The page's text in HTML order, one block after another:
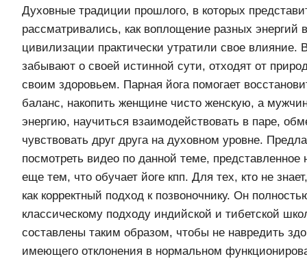
Духовные традиции прошлого, в которых
рассматривались, как воплощение разных энергий
цивилизации практически утратили свое влияние.
забывают о своей истинной сути, отходят от
своим здоровьем. Парная йога помогает
баланс, накопить женщине чисто женскую, а
энергию, научиться взаимодействовать в паре,
чувствовать друг друга на духовном уровне.
посмотреть видео по данной теме,
еще тем, что обучает йоге кпп. Для тех, кто не
как корректный подход к позвоночнику. Он
классическому подходу индийской и тибетской
составлены таким образом, чтобы не навредить
имеющего отклонения в нормальном